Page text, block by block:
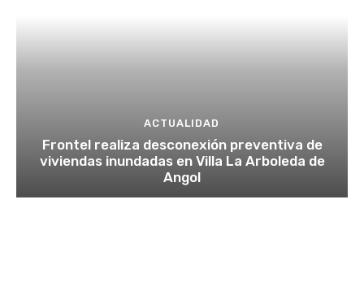
ACTUALIDAD
Frontel realiza desconexión preventiva de
viviendas inundadas en Villa La Arboleda de
Angol